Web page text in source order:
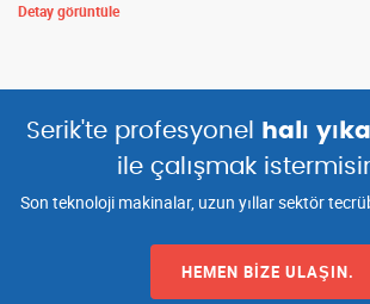
Detay görüntüle
Serik'te profesyonel
halı
ile çalışmak
Son teknoloji makinalar, uzun yıllar sektör
HEMEN BIZE ULAŞIN.